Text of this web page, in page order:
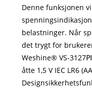
Denne funksjonen
belastninger. Når
det trygt for
Weshine® VS-3127
åtte 1,5 V IEC LR6